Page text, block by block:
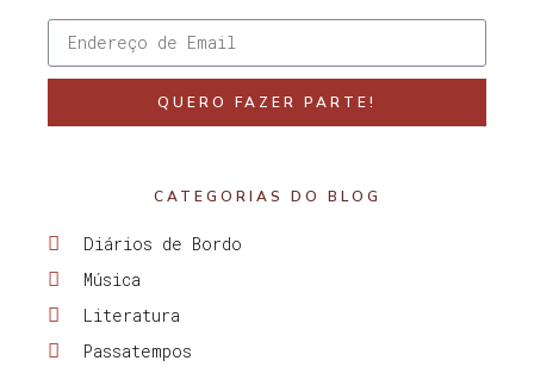
QUERO FAZER PARTE!
CATEGORIAS DO BLOG
Diários de Bordo
Música
Literatura
Passatempos